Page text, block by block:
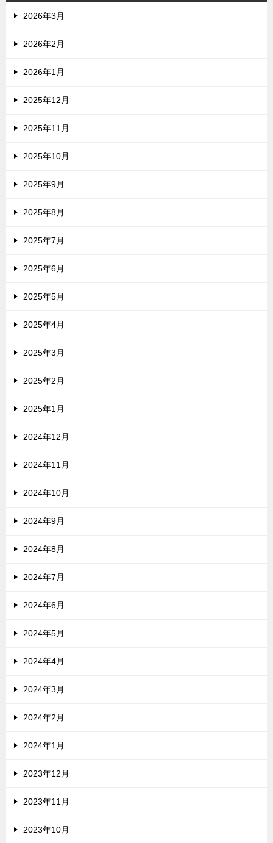
2026年3月
2026年2月
2026年1月
2025年12月
2025年11月
2025年10月
2025年9月
2025年8月
2025年7月
2025年6月
2025年5月
2025年4月
2025年3月
2025年2月
2025年1月
2024年12月
2024年11月
2024年10月
2024年9月
2024年8月
2024年7月
2024年6月
2024年5月
2024年4月
2024年3月
2024年2月
2024年1月
2023年12月
2023年11月
2023年10月